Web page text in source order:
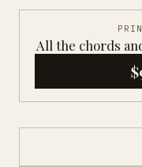
All the chords